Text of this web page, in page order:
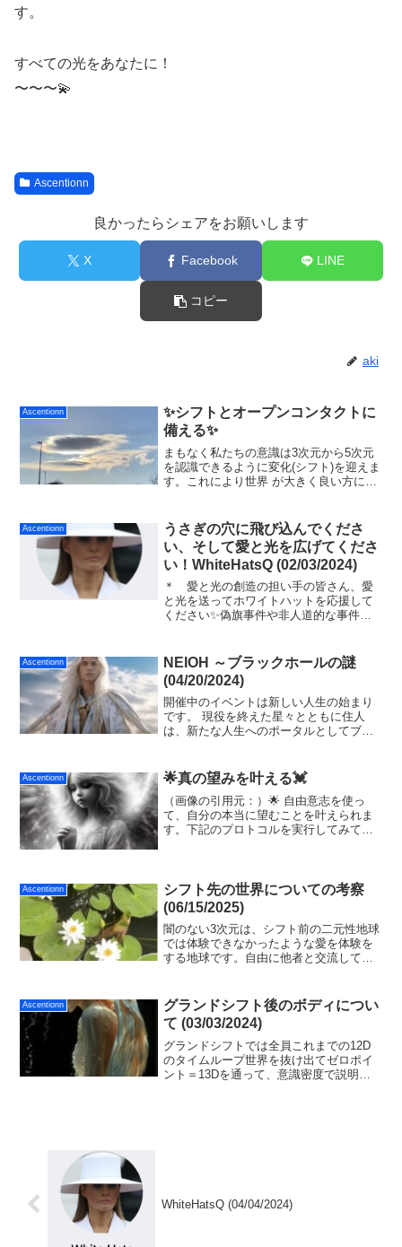
す。
すべての光をあなたに！
〜〜〜💫
Ascentionn
良かったらシェアをお願いします
X Facebook LINE
コピー
aki
Ascentionn
✨シフトとオープンコンタクトに
備える✨
まもなく私たちの意識は3次元から5次元
を認識できるように変化(シフト)を迎えま
す。これにより世界 が大きく良い方に変
し て、地球の歴史上長く語り継がれてき
たものです。
Ascentionn
うさぎの穴に飛び込んでくださ
い、そして愛と光を広げてくださ
い！WhiteHatsQ (02/03/2024)
＊ 愛と光の創造の担い手の皆さん、愛
と光を送ってホワイトハットを応援して
ください✨偽旗事件や非人道的な事件は
常に最強のエネルギー共鳴を生み出すた
め、量子場のポジティブク...
Ascentionn
NEIOH ～ブラックホールの謎
(04/20/2024)
開催中のイベントは新しい人生の始まり
です。 現役を終えた星々とともに住人
は、新たな人生へのポータルとしてブラ
ンドが意図した、源のエネルギーによる
創造の方法です。
Ascentionn 🌟真の望みを叶える💓
（画像の引用元：）🌟 自由意志を使っ
て、自分の本当に望むことを叶えられま
す。下記のプロトコルを実行してみてく
考えないこと） ⇩静か...
Ascentionn
シフト先の世界についての考察
(06/15/2025)
闇のない3次元は、シフト前の二元性地球
では体験できなかったような愛を体験を
する地球です。自由に他者と交流して人
ド等によるケア）など、そのための環境
がすべてフリーで手に入ります。
Ascentionn
グランドシフト後のボディについ
て (03/03/2024)
グランドシフトでは全員これまでの12D
のタイムループ世界を抜け出てゼロポイ
ント＝13Dを通って、意識密度で説明す
WhiteHatsQ (04/04/2024)